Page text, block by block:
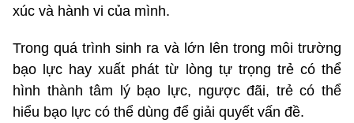
xúc và hành vi của mình.
Trong quá trình sinh ra và lớn lên trong môi trường
bạo lực hay xuất phát từ lòng tự trọng trẻ có thể
hình thành tâm lý bạo lực, ngược đãi, trẻ có thể
hiểu bạo lực có thể dùng để giải quyết vấn đề.